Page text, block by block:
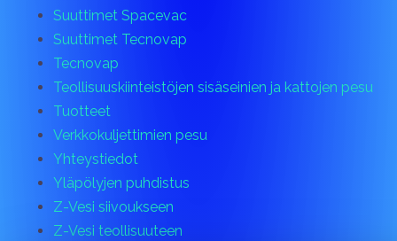
Suuttimet Spacevac
Suuttimet Tecnovap
Tecnovap
Teollisuuskiinteistöjen sisäseinien ja kattojen pesu
Tuotteet
Verkkokuljettimien pesu
Yhteystiedot
Yläpölyjen puhdistus
Z-Vesi siivoukseen
Z-Vesi teollisuuteen